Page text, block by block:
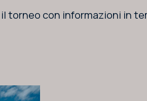
torneo con informazioni in
VIVI L’EMOZIONE DEGLI INTERNAZIONALI BNL D’ITALIA DAL VIVO:
BIGLIETTERIA CENTRALE DEL FORO ITALICO